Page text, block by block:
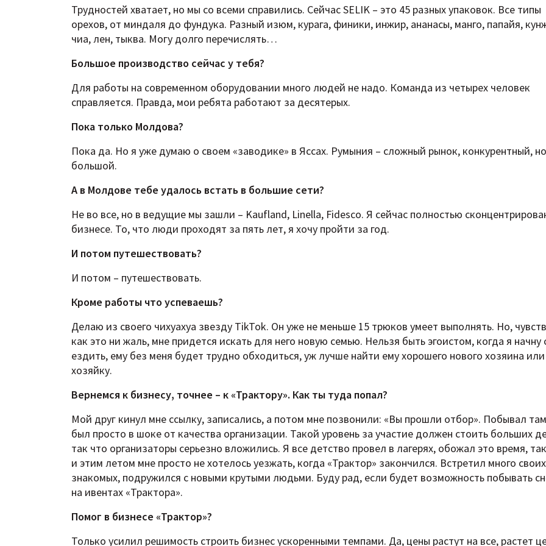
Трудностей хватает, но мы со всеми справились. Сейчас SELIK – это 45 разных упаковок. Все типы
орехов, от миндаля до фундука. Разный изюм, курага, финики, инжир, ананасы, манго, папайя,
чиа, лен, тыква. Могу долго перечислять…
Большое производство сейчас у тебя?
Для работы на современном оборудовании много людей не надо. Команда из четырех человек
справляется. Правда, мои ребята работают за десятерых.
Пока только Молдова?
Пока да. Но я уже думаю о своем «заводике» в Яссах. Румыния – сложный рынок, конкурентный, но
большой.
А в Молдове тебе удалось встать в большие сети?
Не во все, но в ведущие мы зашли – Kaufland, Linella, Fidesco. Я сейчас полностью
бизнесе. То, что люди проходят за пять лет, я хочу пройти за год.
И потом путешествовать?
И потом – путешествовать.
Кроме работы что успеваешь?
Делаю из своего чихуахуа звезду TikTok. Он уже не меньше 15 трюков умеет выполнять. Но,
как это ни жаль, мне придется искать для него новую семью. Нельзя быть эгоистом, когда я начну
ездить, ему без меня будет трудно обходиться, уж лучше найти ему хорошего нового хозяина или
хозяйку.
Вернемся к бизнесу, точнее – к «Трактору». Как ты туда попал?
Мой друг кинул мне ссылку, записались, а потом мне позвонили: «Вы прошли отбор». Побывал
был просто в шоке от качества организации. Такой уровень за участие должен стоить больших
так что организаторы серьезно вложились. Я все детство провел в лагерях, обожал это время,
и этим летом мне просто не хотелось уезжать, когда «Трактор» закончился. Встретил много своих
знакомых, подружился с новыми крутыми людьми. Буду рад, если будет возможность побывать
на ивентах «Трактора».
Помог в бизнесе «Трактор»?
Только усилил решимость строить бизнес ускоренными темпами. Да, цены растут на все, растет